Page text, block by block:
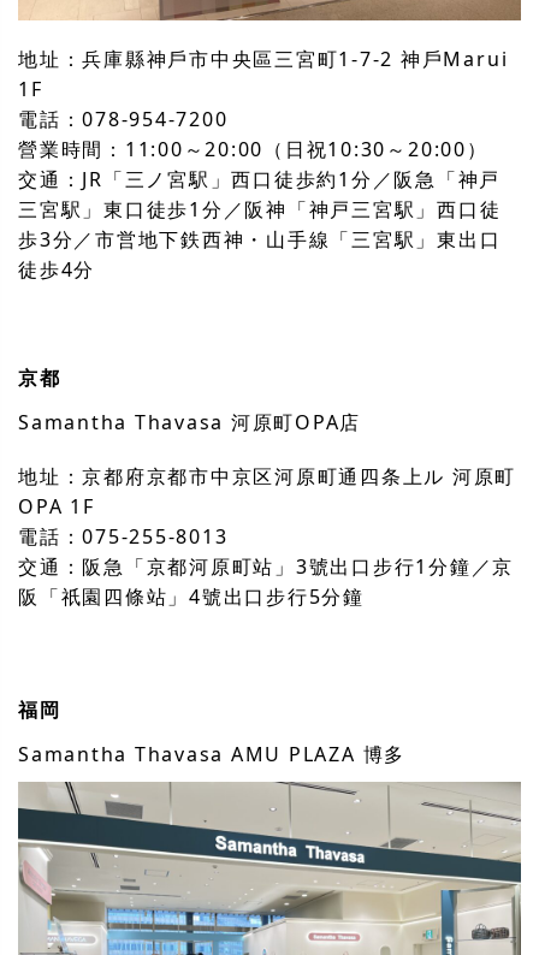
地址：兵庫縣神戶市中央區三宮町1-7-2 神戶Marui
1F
電話：078-954-7200
營業時間：11:00～20:00（日祝10:30～20:00）
交通：JR「三ノ宮駅」西口徒歩約1分／阪急「神戸
三宮駅」東口徒歩1分／阪神「神戸三宮駅」西口徒
歩3分／市営地下鉄西神・山手線「三宮駅」東出口
徒歩4分
京都
Samantha Thavasa 河原町OPA店
地址：京都府京都市中京区河原町通四条上ル 河原町
OPA 1F
電話：075-255-8013
交通：阪急「京都河原町站」3號出口步行1分鐘／京
阪「祇園四條站」4號出口步行5分鐘
福岡
Samantha Thavasa AMU PLAZA 博多